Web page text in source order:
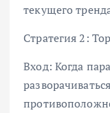
текущего
Стратегия 2:
Вход: Когда